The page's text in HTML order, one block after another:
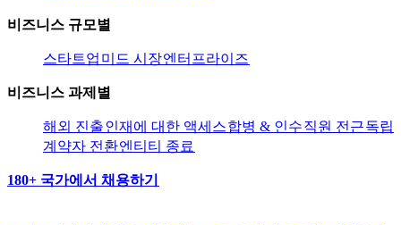
비즈니스 규모별​​
스타트업​​ 미드 시장​​엔터프라이즈​​
비즈니스 과제별​​
해외 진출​​인재에 대한 액세스​​합병 & 인수​​직원 전근​​독립
계약자 전환​​엔티티 종료​​
180+ 국가에서 채용하기​​